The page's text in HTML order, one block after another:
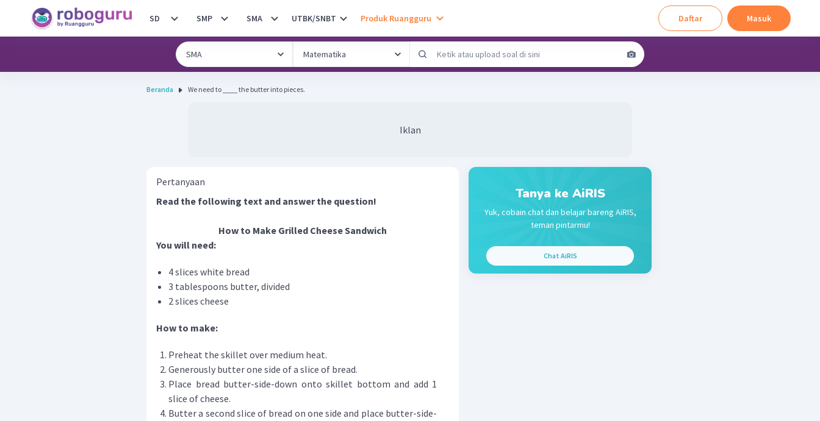
SD SMP SMA UTBK/SNBT Produk Ruangguru Daftar Masuk
Beranda We need to ____ the butter into pieces.
Iklan
Pertanyaan
Read the following text and answer the question!
How to Make Grilled Cheese Sandwich
You will need:
4 slices white bread
3 tablespoons butter, divided
2 slices cheese
How to make:
Preheat the skillet over medium heat.
Generously butter one side of a slice of bread.
Place bread butter-side-down onto skillet bottom and add 1
slice of cheese.
Butter a second slice of bread on one side and place butter-side-
Tanya ke AiRIS
Yuk, cobain chat dan belajar bareng AiRIS,
teman pintarmu!
Chat AiRIS